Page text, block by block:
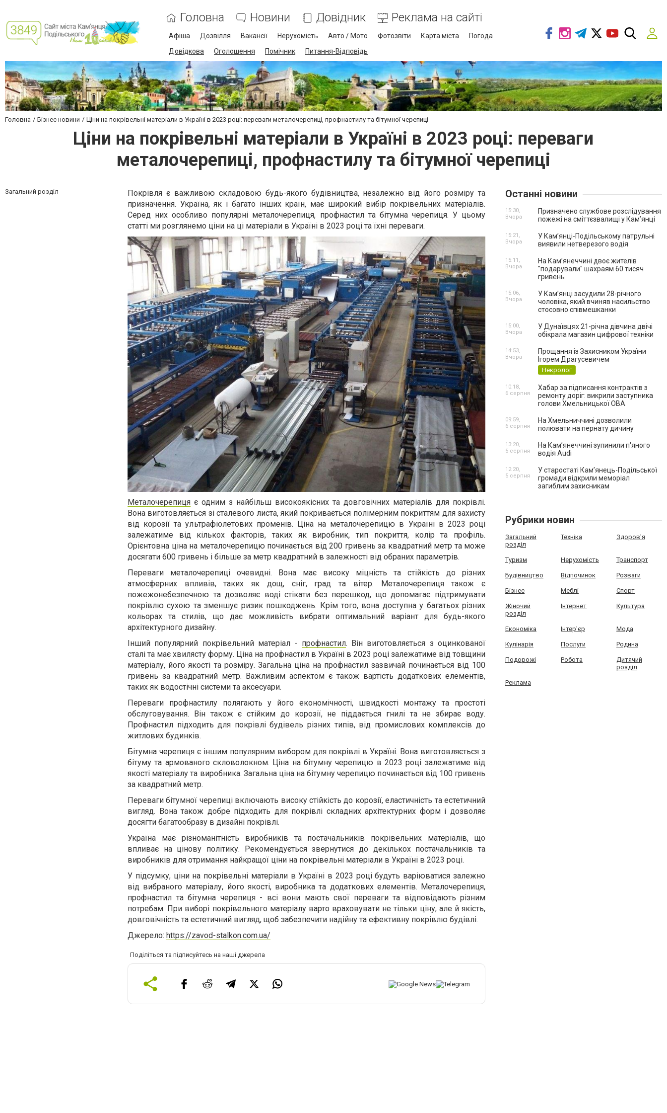
Головна Новини Довідник Реклама на сайті
Афіша Дозвілля Вакансії Нерухомість Авто / Мото Фотозвіти Карта міста
Погода
Довідкова
Оголошення Помічник Питання-Відповідь
Головна Бізнес новини Ціни на покрівельні матеріали в Україні в 2023 році: переваги металочерепиці, профнастилу та бітумної черепиці
Ціни на покрівельні матеріали в Україні в 2023 році: переваги
металочерепиці, профнастилу та бітумної черепиці
Загальний розділ
Покрівля є важливою складовою будь-якого будівництва, незалежно від його розміру та
призначення. Україна, як і багато інших країн, має широкий вибір покрівельних матеріалів.
Серед них особливо популярні металочерепиця, профнастил та бітумна черепиця. У цьому
статті ми розглянемо ціни на ці матеріали в Україні в 2023 році та їхні переваги.
Металочерепиця є одним з найбільш високоякісних та довговічних матеріалів для покрівлі.
Вона виготовляється зі сталевого листа, який покривається полімерним покриттям для захисту
від корозії та ультрафіолетових променів. Ціна на металочерепицю в Україні в 2023 році
залежатиме від кількох факторів, таких як виробник, тип покриття, колір та профіль.
Орієнтовна ціна на металочерепицю починається від 200 гривень за квадратний метр та може
досягати 600 гривень і більше за метр квадратний в залежності від обраних параметрів.
Переваги металочерепиці очевидні. Вона має високу міцність та стійкість до різних
атмосферних впливів, таких як дощ, сніг, град та вітер. Металочерепиця також є
пожежонебезпечною та дозволяє воді стікати без перешкод, що допомагає підтримувати
покрівлю сухою та зменшує ризик пошкоджень. Крім того, вона доступна у багатьох різних
кольорах та стилів, що дає можливість вибрати оптимальний варіант для будь-якого
архітектурного дизайну.
Інший популярний покрівельний матеріал - профнастил. Він виготовляється з оцинкованої
сталі та має хвилясту форму. Ціна на профнастил в Україні в 2023 році залежатиме від товщини
матеріалу, його якості та розміру. Загальна ціна на профнастил зазвичай починається від 100
гривень за квадратний метр. Важливим аспектом є також вартість додаткових елементів,
таких як водостічні системи та аксесуари.
Переваги профнастилу полягають у його економічності, швидкості монтажу та простоті
обслуговування. Він також є стійким до корозії, не піддається гнилі та не збирає воду.
Профнастил підходить для покрівлі будівель різних типів, від промислових комплексів до
житлових будинків.
Бітумна черепиця є іншим популярним вибором для покрівлі в Україні. Вона виготовляється з
бітуму та армованого скловолокном. Ціна на бітумну черепицю в 2023 році залежатиме від
якості матеріалу та виробника. Загальна ціна на бітумну черепицю починається від 100 гривень
за квадратний метр.
Переваги бітумної черепиці включають високу стійкість до корозії, еластичність та естетичний
вигляд. Вона також добре підходить для покрівлі складних архітектурних форм і дозволяє
досягти багатообразу в дизайні покрівлі.
Україна має різноманітність виробників та постачальників покрівельних матеріалів, що
впливає на цінову політику. Рекомендується звернутися до декількох постачальників та
виробників для отримання найкращої ціни на покрівельні матеріали в Україні в 2023 році.
У підсумку, ціни на покрівельні матеріали в Україні в 2023 році будуть варіюватися залежно
від вибраного матеріалу, його якості, виробника та додаткових елементів. Металочерепиця,
профнастил та бітумна черепиця - всі вони мають свої переваги та відповідають різним
потребам. При виборі покрівельного матеріалу варто враховувати не тільки ціну, але й якість,
довговічність та естетичний вигляд, щоб забезпечити надійну та ефективну покрівлю будівлі.
Джерело: https://zavod-stalkon.com.ua/
Поділіться та підписуйтесь на наші джерела
Останні новини
Призначено службове розслідування
пожежі на сміттєзвалищі у Кам’янці
15:30,
Вчора
У Кам’янці-Подільському патрульні
виявили нетверезого водія
15:21,
Вчора
На Камʼянеччині двоє жителів
"подарували" шахраям 60 тисяч
гривень
15:11,
Вчора
У Камʼянці засудили 28-річного
чоловіка, який вчиняв насильство
стосовно співмешканки
15:06,
Вчора
У Дунаївцях 21-річна дівчина двічі
обікрала магазин цифрової техніки
15:00,
Вчора
Прощання із Захисником України
Ігорем Драгусевичем
Некролог
14:53,
Вчора
Хабар за підписання контрактів з
ремонту доріг: викрили заступника
голови Хмельницької ОВА
10:18,
6 серпня
На Хмельниччині дозволили
полювати на пернату дичину
09:59,
6 серпня
На Камʼянеччині зупинили п'яного
водія Audi
13:20,
5 серпня
У старостаті Кам’янець-Подільської
громади відкрили меморіал
загиблим захисникам
12:20,
5 серпня
Рубрики новин
Загальний
розділ
Техніка Здоров'я
Туризм Нерухомість Транспорт
Будівництво Відпочинок Розваги
Бізнес Меблі Спорт
Жіночий
розділ
Інтернет Культура
Економіка Інтер'єр Мода
Кулінарія Послуги Родина
Подорожі Робота
Дитячий
розділ
Реклама